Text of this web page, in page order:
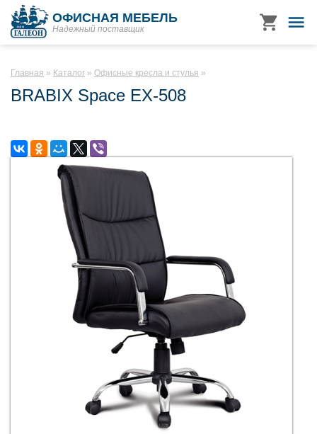
ОФИСНАЯ МЕБЕЛЬ
Надежный поставщик
Главная Каталог Офисные кресла и стулья
BRABIX Space EX-508